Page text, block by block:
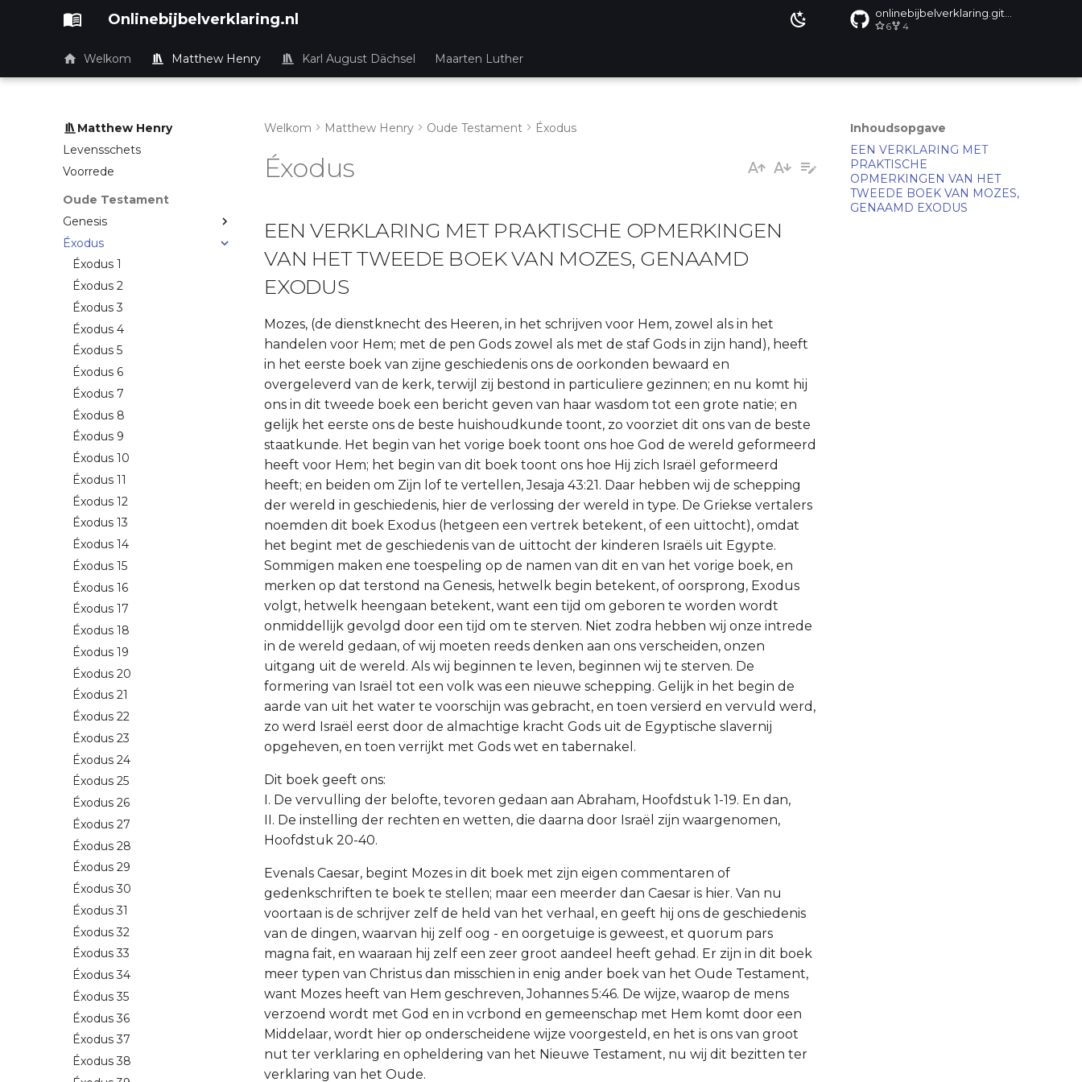
Onlinebijbelverklaring.nl 6 4
Welkom Matthew Henry Karl August Dächsel Maarten Luther
Matthew Henry
Levensschets
Voorrede
Oude Testament
Genesis
Éxodus
Éxodus 1
Éxodus 2
Éxodus 3
Éxodus 4
Éxodus 5
Éxodus 6
Éxodus 7
Éxodus 8
Éxodus 9
Éxodus 10
Éxodus 11
Éxodus 12
Éxodus 13
Éxodus 14
Éxodus 15
Éxodus 16
Éxodus 17
Éxodus 18
Éxodus 19
Éxodus 20
Éxodus 21
Éxodus 22
Éxodus 23
Éxodus 24
Éxodus 25
Éxodus 26
Éxodus 27
Éxodus 28
Éxodus 29
Éxodus 30
Éxodus 31
Éxodus 32
Éxodus 33
Éxodus 34
Éxodus 35
Éxodus 36
Éxodus 37
Éxodus 38
Inhoudsopgave
EEN VERKLARING MET
PRAKTISCHE
OPMERKINGEN VAN HET
TWEEDE BOEK VAN MOZES,
GENAAMD EXODUS
Welkom Matthew Henry Oude Testament Éxodus
Éxodus
EEN VERKLARING MET PRAKTISCHE OPMERKINGEN
VAN HET TWEEDE BOEK VAN MOZES, GENAAMD
EXODUS
Mozes, (de dienstknecht des Heeren, in het schrijven voor Hem, zowel als in het
handelen voor Hem; met de pen Gods zowel als met de staf Gods in zijn hand), heeft
in het eerste boek van zijne geschiedenis ons de oorkonden bewaard en
overgeleverd van de kerk, terwijl zij bestond in particuliere gezinnen; en nu komt hij
ons in dit tweede boek een bericht geven van haar wasdom tot een grote natie; en
gelijk het eerste ons de beste huishoudkunde toont, zo voorziet dit ons van de beste
staatkunde. Het begin van het vorige boek toont ons hoe God de wereld geformeerd
heeft voor Hem; het begin van dit boek toont ons hoe Hij zich Israël geformeerd
heeft; en beiden om Zijn lof te vertellen, Jesaja 43:21. Daar hebben wij de schepping
der wereld in geschiedenis, hier de verlossing der wereld in type. De Griekse vertalers
noemden dit boek Exodus (hetgeen een vertrek betekent, of een uittocht), omdat
het begint met de geschiedenis van de uittocht der kinderen Israëls uit Egypte.
Sommigen maken ene toespeling op de namen van dit en van het vorige boek, en
merken op dat terstond na Genesis, hetwelk begin betekent, of oorsprong, Exodus
volgt, hetwelk heengaan betekent, want een tijd om geboren te worden wordt
onmiddellijk gevolgd door een tijd om te sterven. Niet zodra hebben wij onze intrede
in de wereld gedaan, of wij moeten reeds denken aan ons verscheiden, onzen
uitgang uit de wereld. Als wij beginnen te leven, beginnen wij te sterven. De
formering van Israël tot een volk was een nieuwe schepping. Gelijk in het begin de
aarde van uit het water te voorschijn was gebracht, en toen versierd en vervuld werd,
zo werd Israël eerst door de almachtige kracht Gods uit de Egyptische slavernij
opgeheven, en toen verrijkt met Gods wet en tabernakel.
Dit boek geeft ons:
I. De vervulling der belofte, tevoren gedaan aan Abraham, Hoofdstuk 1-19. En dan,
II. De instelling der rechten en wetten, die daarna door Israël zijn waargenomen,
Hoofdstuk 20-40.
Evenals Caesar, begint Mozes in dit boek met zijn eigen commentaren of
gedenkschriften te boek te stellen; maar een meerder dan Caesar is hier. Van nu
voortaan is de schrijver zelf de held van het verhaal, en geeft hij ons de geschiedenis
van de dingen, waarvan hij zelf oog - en oorgetuige is geweest, et quorum pars
magna fait, en waaraan hij zelf een zeer groot aandeel heeft gehad. Er zijn in dit boek
meer typen van Christus dan misschien in enig ander boek van het Oude Testament,
want Mozes heeft van Hem geschreven, Johannes 5:46. De wijze, waarop de mens
verzoend wordt met God en in vcrbond en gemeenschap met Hem komt door een
Middelaar, wordt hier op onderscheidene wijze voorgesteld, en het is ons van groot
nut ter verklaring en opheldering van het Nieuwe Testament, nu wij dit bezitten ter
verklaring van het Oude.